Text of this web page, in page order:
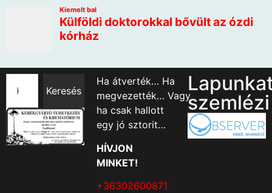
Keresés
Ha átverték… Ha
megvezették… Vagy
ha csak hallott
egy jó sztorit…
HÍVJON
MINKET!
+36302600871
szemlézi